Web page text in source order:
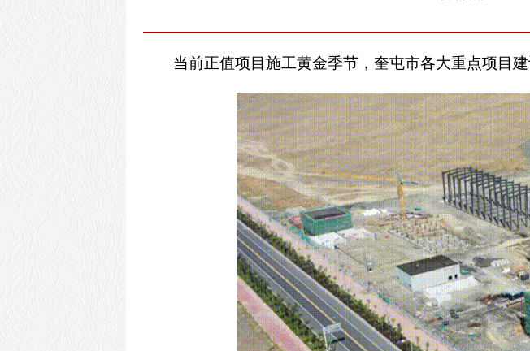
当前正值项目施工黄金季节，奎屯市各大重点项目